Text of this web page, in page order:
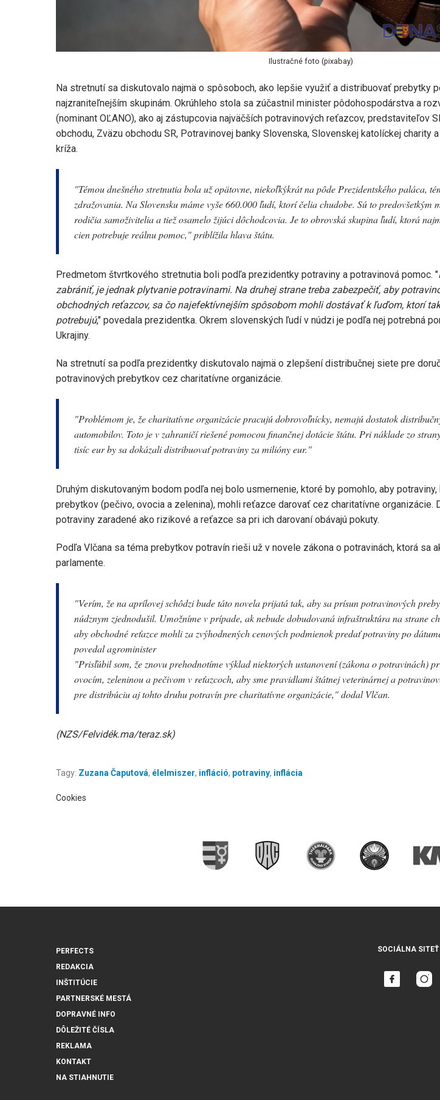
Ilustračné foto (pixabay)
Na stretnutí sa diskutovalo najmä o spôsoboch, ako lepšie využiť a distribuovať prebytky
najzraniteľnejším skupinám. Okrúhleho stola sa zúčastnil minister pôdohospodárstva a
(nominant OĽANO), ako aj zástupcovia najväčších potravinových reťazcov, predstaviteľov
obchodu, Zväzu obchodu SR, Potravinovej banky Slovenska, Slovenskej katolíckej charity
kríža.
"Témou dnešného stretnutia bola už opätovne, niekoľkýkrát na pôde Prezidentského paláca,
zdražovania. Na Slovensku máme vyše 660.000 ľudí, ktorí čelia chudobe. Sú to predovšetkým
rodičia samoživitelia a tiež osamelo žijúci dôchodcovia. Je to obrovská skupina ľudí, ktorá
cien potrebuje reálnu pomoc," priblížila hlava štátu.
Predmetom štvrtkového stretnutia boli podľa prezidentky potraviny a potravinová pomoc. "
zabrániť, je jednak plytvanie potravinami. Na druhej strane treba zabezpečiť, aby
obchodných reťazcov, sa čo najefektívnejším spôsobom mohli dostávať k ľuďom, ktorí
potrebujú," povedala prezidentka. Okrem slovenských ľudí v núdzi je podľa nej potrebná
Ukrajiny.
Na stretnutí sa podľa prezidentky diskutovalo najmä o zlepšení distribučnej siete pre
potravinových prebytkov cez charitatívne organizácie.
"Problémom je, že charitatívne organizácie pracujú dobrovoľnícky, nemajú dostatok
automobilov. Toto je v zahraničí riešené pomocou finančnej dotácie štátu. Pri náklade zo
tisíc eur by sa dokázali distribuovať potraviny za milióny eur."
Druhým diskutovaným bodom podľa nej bolo usmernenie, ktoré by pomohlo, aby
prebytkov (pečivo, ovocia a zelenina), mohli reťazce darovať cez charitatívne organizácie.
potraviny zaradené ako rizikové a reťazce sa pri ich darovaní obávajú pokuty.
Podľa Vlčana sa téma prebytkov potravín rieši už v novele zákona o potravinách, ktorá sa
parlamente.
"Verím, že na aprílovej schôdzi bude táto novela prijatá tak, aby sa prísun potravinových
núdznym zjednodušil. Umožníme v prípade, ak nebude dobudovaná infraštruktúra na strane
aby obchodné reťazce mohli za zvýhodnených cenových podmienok predať potraviny po
povedal agrominister
"Prisľúbil som, že znovu prehodnotíme výklad niektorých ustanovení (zákona o potravinách)
ovocím, zeleninou a pečivom v reťazcoch, aby sme pravidlami štátnej veterinárnej a
pre distribúciu aj tohto druhu potravín pre charitatívne organizácie," dodal Vlčan.
(NZS/Felvidék.ma/teraz.sk)
Tagy: Zuzana Čaputová, élelmiszer, infláció, potraviny, inflácia
Cookies
PERFECTS
REDAKCIA
INŠTITÚCIE
PARTNERSKÉ MESTÁ
DOPRAVNÉ INFO
DÔLEŽITÉ ČÍSLA
REKLAMA
KONTAKT
NA STIAHNUTIE
SOCIÁLNA SITEŤ